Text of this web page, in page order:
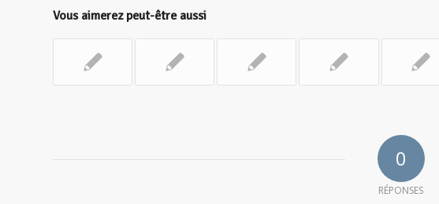
Vous aimerez peut-être aussi
0
RÉPONSES